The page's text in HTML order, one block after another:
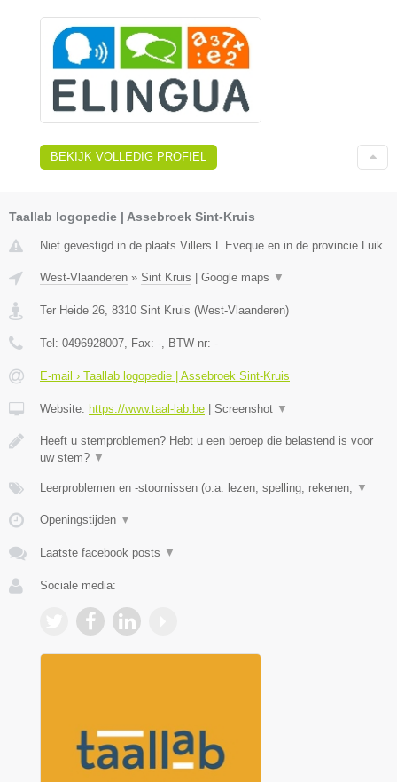
BEKIJK VOLLEDIG PROFIEL
Taallab logopedie | Assebroek Sint-Kruis
Niet gevestigd in de plaats Villers L Eveque en in de provincie Luik.
West-Vlaanderen » Sint Kruis Google maps ▼
Ter Heide 26, 8310 Sint Kruis (West-Vlaanderen)
Tel: 0496928007, Fax: -, BTW-nr: -
E-mail › Taallab logopedie | Assebroek Sint-Kruis
Website: https://www.taal-lab.be Screenshot ▼
Heeft u stemproblemen? Hebt u een beroep die belastend is voor
uw stem? ▼
Leerproblemen en -stoornissen (o.a. lezen, spelling, rekenen, ▼
Openingstijden ▼
Laatste facebook posts ▼
Sociale media: